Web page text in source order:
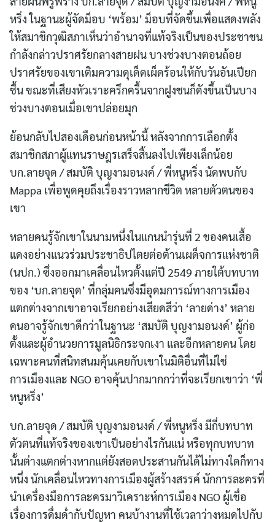
หริ่ง ในฐานะผู้จัดม็อบ ‘พร้อม’ ม็อบที่จัดขึ้นเพื่อแสดงพลัง
ให้สมาชิกวุฒิสภาเห็นว่าอำนาจที่แท้จริงเป็นของประชาชน
กำลังกล่าวปราศรัยกลางสายฝน บางช่วงบางตอนถ้อย
ปราศรัยของเขาเติมความดุเด็ดเผ็ดร้อนให้กับวันอันเปียก
ชื้น ขณะที่เสียงหัวเราะครึกครื้นจากฝูงชนก็ดังขึ้นเป็นบาง
ช่วงบางตอนเมื่อเขาปล่อยมุก
ย้อนกลับไปสองเดือนก่อนหน้านี้ หลังจากการเลือกตั้ง
สมาชิกสภาผู้แทนราษฎรเสร็จสิ้นลงไปเพียงเล็กน้อย
บก.ลายจุด / สมบัติ บุญงามอนงค์ / พี่หนูหริ่ง นัดพบกับ
Mappa เพื่อพูดคุยถึงเรื่องราวหลากชีวิต หลายตัวตนของ
เขา
หลายคนรู้จักเขาในนามหนึ่งในแกนนำรุ่นที่ 2 ของคนเสื้อ
แดงอย่างแนวร่วมประชาธิปไตยต่อต้านเผด็จการแห่งชาติ
(นปก.) ซึ่งออกมาเคลื่อนไหวตั้งแต่ปี 2549 ภายใต้บทบาท
ของ ‘บก.ลายจุด’ ที่กลุ่มคนซึ่งมีอุดมการณ์ทางการเมือง
แตกต่างจากเขาอาจเรียกอย่างเสียดสีว่า ‘ลายด่าง’ หลาย
คนอาจรู้จักเขาดีกว่าในฐานะ ‘สมบัติ บุญงามอนงค์’ ผู้ก่อ
ตั้งและผู้อำนวยการมูลนิธิกระจกเงา และอีกหลายคน โดย
เฉพาะคนที่สนิทสนมคุ้นเคยกับเขาในมิติอื่นที่ไม่ใช่
การเมืองและ NGO อาจคุ้นปากมากกว่าที่จะเรียกเขาว่า ‘พี่
หนูหริ่ง’
บก.ลายจุด / สมบัติ บุญงามอนงค์ / พี่หนูหริ่ง มีกี่บทบาท
ตัวตนที่แท้จริงของเขาเป็นอย่างไรกันแน่ หรือทุกบทบาท
นั้นต่างแตกต่างหากแต่ยังสอดประสานกันได้ไม่ทางใดก็ทาง
หนึ่ง นักเคลื่อนไหวทางการเมืองผู้สร้างสรรค์ นักการละครที่
นำเครื่องมือการละครมาวิเคราะห์การเมือง NGO ผู้เชื่อ
เรื่องการดื่มด่ำกับปัญหา คนบ้างานที่ใช้เวลาว่างหมดไปกับ